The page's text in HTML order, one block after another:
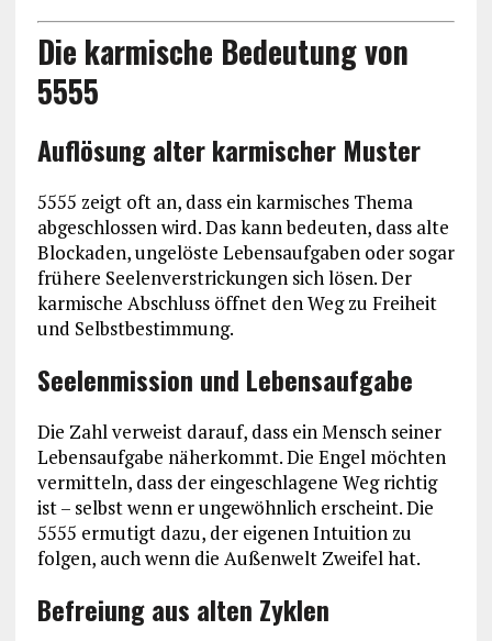
Die karmische Bedeutung von
5555
Auflösung alter karmischer Muster
5555 zeigt oft an, dass ein karmisches Thema
abgeschlossen wird. Das kann bedeuten, dass alte
Blockaden, ungelöste Lebensaufgaben oder sogar
frühere Seelenverstrickungen sich lösen. Der
karmische Abschluss öffnet den Weg zu Freiheit
und Selbstbestimmung.
Seelenmission und Lebensaufgabe
Die Zahl verweist darauf, dass ein Mensch seiner
Lebensaufgabe näherkommt. Die Engel möchten
vermitteln, dass der eingeschlagene Weg richtig
ist – selbst wenn er ungewöhnlich erscheint. Die
5555 ermutigt dazu, der eigenen Intuition zu
folgen, auch wenn die Außenwelt Zweifel hat.
Befreiung aus alten Zyklen